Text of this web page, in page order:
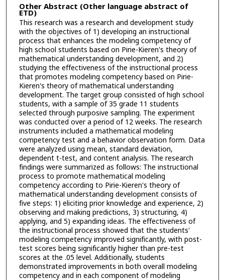
Other Abstract (Other language abstract of
ETD)
This research was a research and development study
with the objectives of 1) developing an instructional
process that enhances the modeling competency of
high school students based on Pirie-Kieren's theory of
mathematical understanding development, and 2)
studying the effectiveness of the instructional process
that promotes modeling competency based on Pirie-
Kieren's theory of mathematical understanding
development. The target group consisted of high school
students, with a sample of 35 grade 11 students
selected through purposive sampling. The experiment
was conducted over a period of 12 weeks. The research
instruments included a mathematical modeling
competency test and a behavior observation form. Data
were analyzed using mean, standard deviation,
dependent t-test, and content analysis. The research
findings were summarized as follows: The instructional
process to promote mathematical modeling
competency according to Pirie-Kieren's theory of
mathematical understanding development consists of
five steps: 1) eliciting prior knowledge and experience, 2)
observing and making predictions, 3) structuring, 4)
applying, and 5) expanding ideas. The effectiveness of
the instructional process showed that the students'
modeling competency improved significantly, with post-
test scores being significantly higher than pre-test
scores at the .05 level. Additionally, students
demonstrated improvements in both overall modeling
competency and in each component of modeling